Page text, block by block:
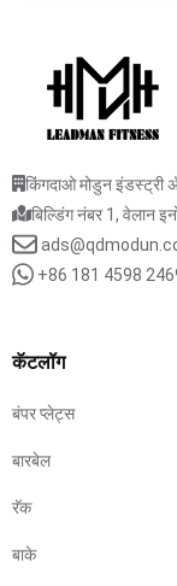
किंगदाओ मोडुन इंडस्ट्री
बिल्डिंग नंबर 1, वेलान
+86 181 4598
कॅटलॉग
बंपर प्लेट्स
बारबेल
रॅक
बाके